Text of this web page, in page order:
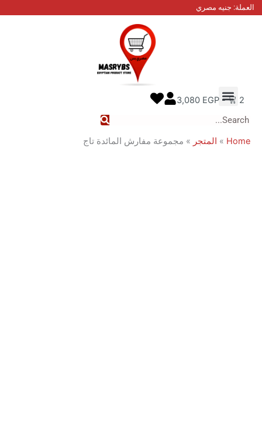
مصري
3,080 EGP
المتجر» مجموعة مفارش المائدة تاج